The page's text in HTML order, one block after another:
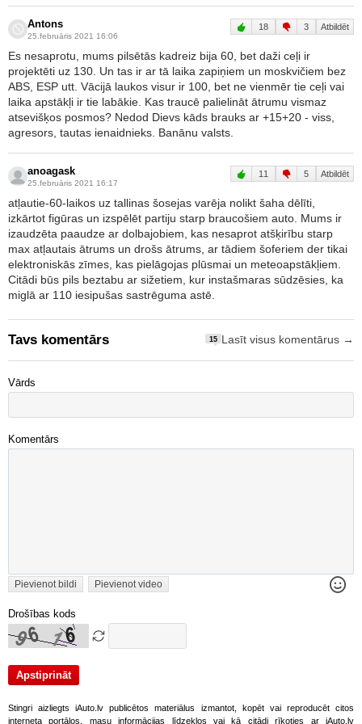
Antons
25.februāris 2021 16:06
18 3 Atbildēt
Es nesaprotu, mums pilsētās kadreiz bija 60, bet daži ceļi ir
projektēti uz 130. Un tas ir ar tā laika zapiņiem un moskvičiem bez
ABS, ESP utt. Vācijā laukos visur ir 100, bet ne vienmēr tie ceļi vai
laika apstākļi ir tie labākie. Kas traucē palielināt ātrumu vismaz
atsevišķos posmos? Nedod Dievs kāds brauks ar +15+20 - viss,
agresors, tautas ienaidnieks. Banānu valsts.
anoagask
25.februāris 2021 16:17
11 5 Atbildēt
atļautie-60-laikos uz tallinas šosejas varēja nolikt šaha dēlīti,
izkārtot figūras un izspēlēt partiju starp braucošiem auto. Mums ir
izaudzēta paaudze ar dolbajobiem, kas nesaprot atšķirību starp
max atļautais ātrums un drošs ātrums, ar tādiem šoferiem der tikai
elektroniskās zīmes, kas pielāgojas plūsmai un meteoapstākļiem.
Citādi būs pils beztabu ar sižetiem, kur instašmaras sūdzēsies, ka
miglā ar 110 iesipušas sastrēguma astē.
Tavs komentārs 15 Lasīt visus komentārus →
Vārds
Komentārs
Pievienot bildi Pievienot video
Drošības kods
Stingri aizliegts iAuto.lv publicētos materiālus izmantot, kopēt vai reproducēt citos
interneta portālos, masu informācijas līdzekļos vai kā citādi rīkoties ar iAuto.lv